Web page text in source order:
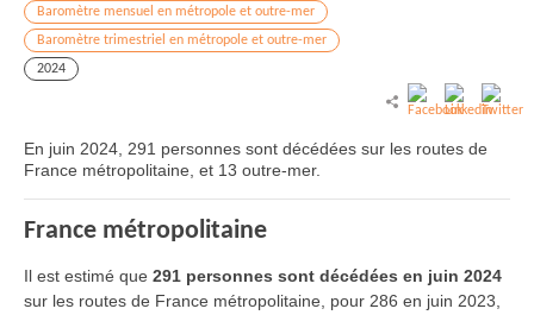
Baromètre mensuel en métropole et outre-mer
Baromètre trimestriel en métropole et outre-mer
2024
En juin 2024, 291 personnes sont décédées sur les routes de
France métropolitaine, et 13 outre-mer.
France métropolitaine
Il est estimé que 291 personnes sont décédées en juin 2024
sur les routes de France métropolitaine, pour 286 en juin 2023,